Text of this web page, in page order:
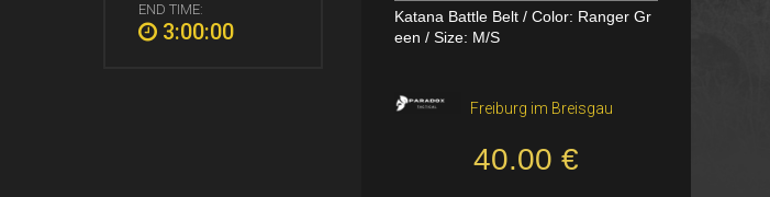
END TIME:
3:00:00
Katana Battle Belt / Color: Ranger Gr
een / Size: M/S
Freiburg im Breisgau
40.00 €
Dual Channel PTT
VerageAirsoft, Borås
550.00 SEK